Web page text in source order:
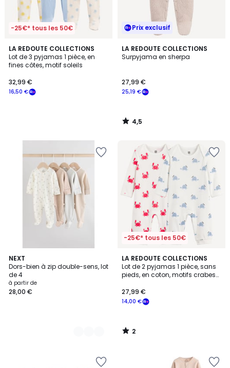
-25€* tous les 50€
LA REDOUTE COLLECTIONS
Lot de 3 pyjamas 1 pièce, en
fines côtes, motif soleils
16,50 €
32,99 €
Prix exclusif
LA REDOUTE COLLECTIONS
Surpyjama en sherpa
25,19 €
27,99 €
4,5
/ 5
4,5
/
NEXT
Dors-bien à zip double-sens, lot
de 4
à partir de
28,00 €
2
Couleurs
-25€* tous les 50€
LA REDOUTE COLLECTIONS
Lot de 2 pyjamas 1 pièce, sans
pieds, en coton, motifs crabes
14,00 €
27,99 €
2
/
5
2
/